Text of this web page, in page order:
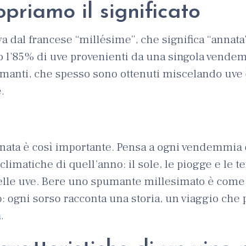
il significato
dal francese “millésime”, che significa
di uve provenienti da una singola
che spesso sono ottenuti miscelando
è così importante. Pensa a ogni
di quell’anno: il sole, le piogge e le
uve. Bere uno spumante millesimato è
sorso racconta una storia, un viaggio che